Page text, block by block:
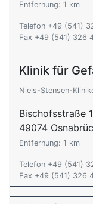
Entfernung: 1 km
Telefon +49 (541)
Fax +49 (541) 326
Klinik für
Niels-Stensen-
Bischofsstraße 1
49074
Entfernung: 1 km
Telefon +49 (541)
Fax +49 (541) 326